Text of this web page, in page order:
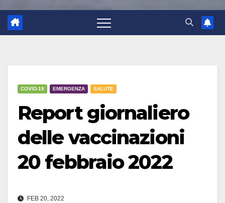
COVID-19 EMERGENZA SALUTE
Report giornaliero
delle vaccinazioni
20 febbraio 2022
FEB 20, 2022